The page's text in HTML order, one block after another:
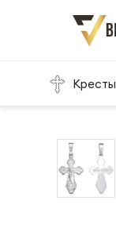
Кресты
Главная